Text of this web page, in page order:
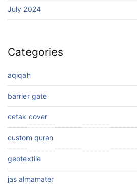
July 2024
Categories
aqiqah
barrier gate
cetak cover
custom quran
geotextile
jas almamater